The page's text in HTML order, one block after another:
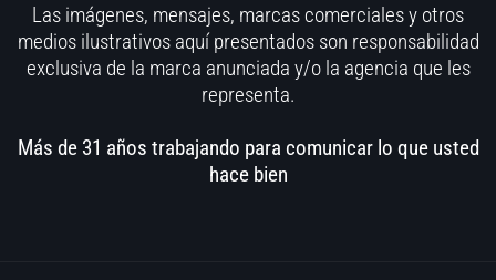
Las imágenes, mensajes, marcas comerciales y otros
medios ilustrativos aquí presentados son responsabilidad
exclusiva de la marca anunciada y/o la agencia que les
representa.
Más de 31 años trabajando para comunicar lo que usted
hace bien